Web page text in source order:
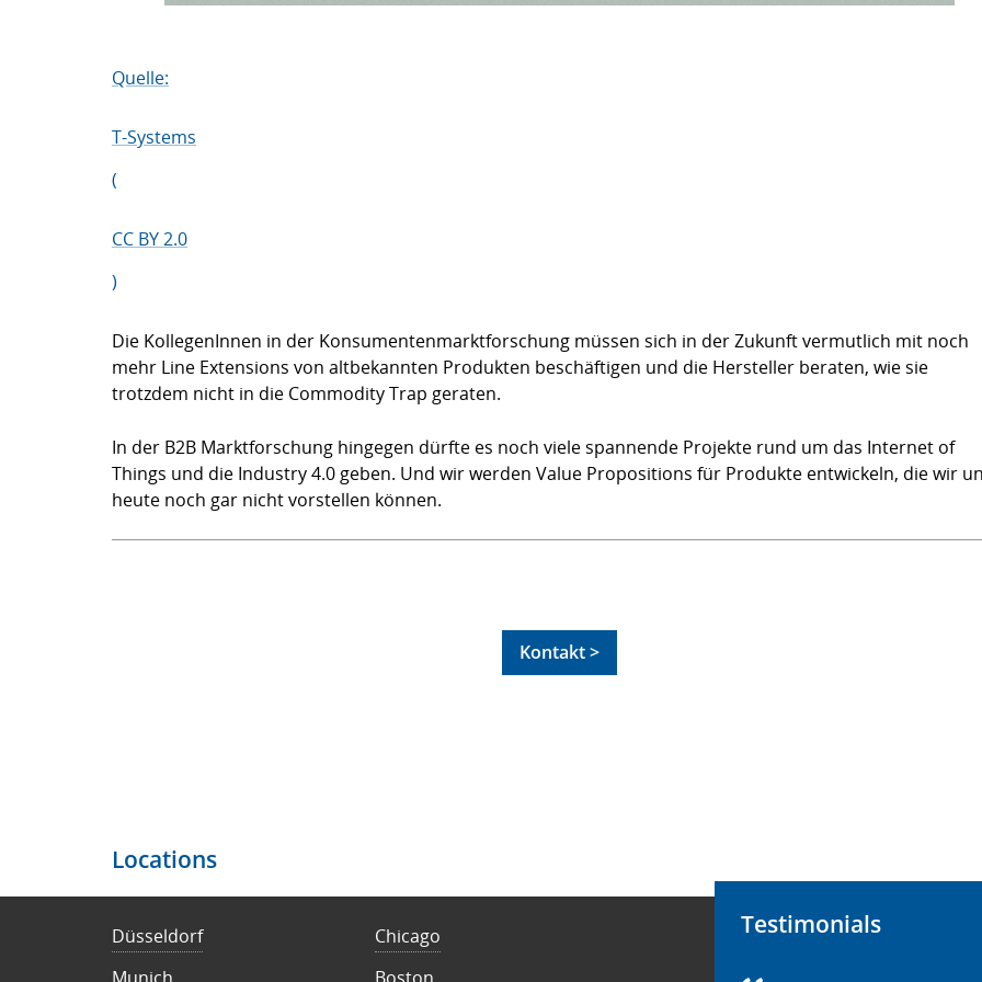
Quelle:
T-Systems
(
CC BY 2.0
)
Die KollegenInnen in der Konsumentenmarktforschung müssen sich in der Zukunft vermutlich mit noch
mehr Line Extensions von altbekannten Produkten beschäftigen und die Hersteller beraten, wie sie
trotzdem nicht in die Commodity Trap geraten.
In der B2B Marktforschung hingegen dürfte es noch viele spannende Projekte rund um das Internet of
Things und die Industry 4.0 geben. Und wir werden Value Propositions für Produkte entwickeln, die wir
heute noch gar nicht vorstellen können.
Kontakt >
Locations
Düsseldorf
Chicago
Testimonials